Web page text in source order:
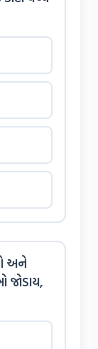
અને
જોડાય,